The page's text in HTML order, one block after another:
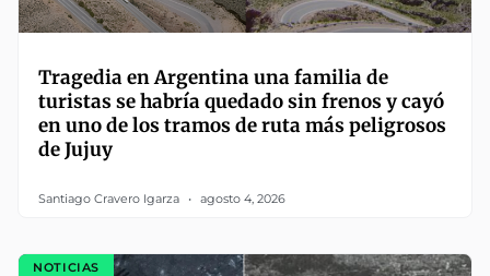
Tragedia en Argentina una familia de
turistas se habría quedado sin frenos y cayó
en uno de los tramos de ruta más peligrosos
de Jujuy
Santiago Cravero Igarza agosto 4, 2026
NOTICIAS